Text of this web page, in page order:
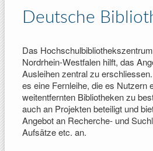
Deutsche
Das
Nordrhein-Westfalen hilft, das
Ausleihen zentral zu
es eine Fernleihe, die es Nutzern
weitentfernten Bibliotheken zu
auch an Projekten beteiligt und
Angebot an Recherche- und
Aufsätze etc. an.